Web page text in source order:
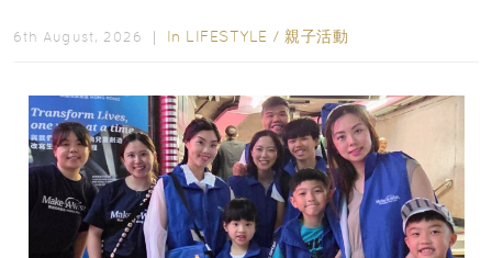
6th August, 2026 ｜ In LIFESTYLE / 親子活動